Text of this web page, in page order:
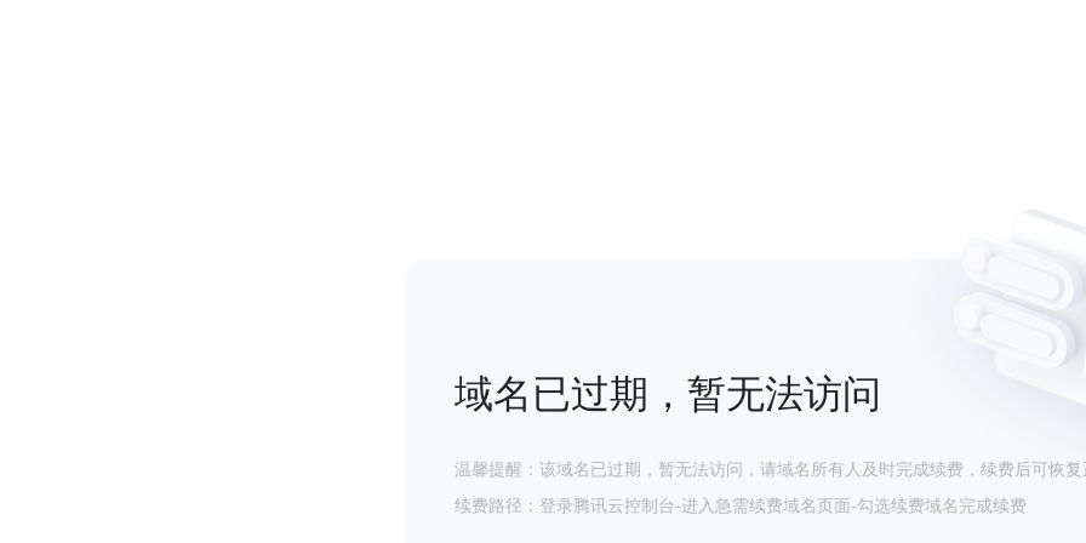
域名已过期，暂无法访问
温馨提醒：该域名已过期，暂无法访问，请域名所有人及时完成续费，续费后可恢复
续费路径：登录腾讯云控制台-进入急需续费域名页面-勾选续费域名完成续费